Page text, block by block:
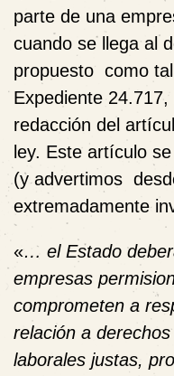
parte de una
cuando se llega al
propuesto como
Expediente
redacción del
ley. Este artículo
(y advertimos
extremadamente
«… el Estado
empresas
comprometen a
relación a
laborales justas,